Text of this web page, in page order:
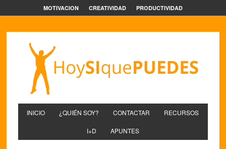
MOTIVACION CREATIVIDAD PRODUCTIVIDAD
INICIO ¿QUIÉN SOY? CONTACTAR RECURSOS
I+D APUNTES